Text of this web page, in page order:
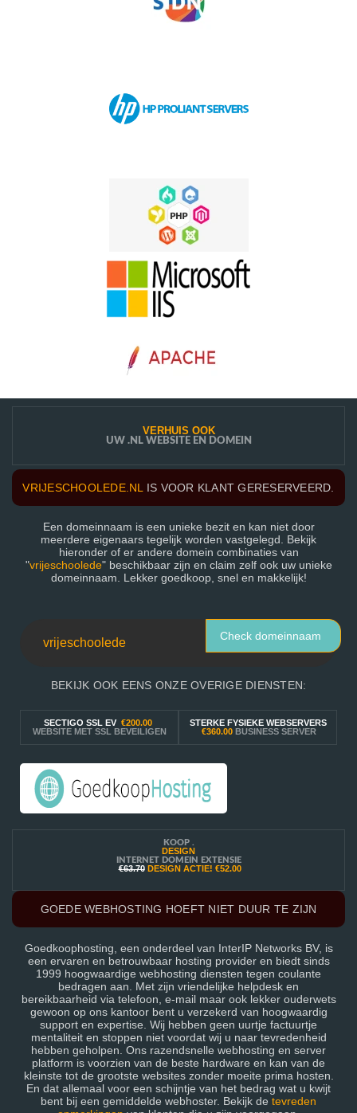
VERHUIS OOK
UW .NL WEBSITE EN DOMEIN
VRIJESCHOOLEDE.NL IS VOOR KLANT GERESERVEERD.
Een domeinnaam is een unieke bezit en kan niet door
meerdere eigenaars tegelijk worden vastgelegd. Bekijk
hieronder of er andere domein combinaties van
"vrijeschoolede" beschikbaar zijn en claim zelf ook uw unieke
domeinnaam. Lekker goedkoop, snel en makkelijk!
Check domeinnaam
BEKIJK OOK EENS ONZE OVERIGE DIENSTEN:
SECTIGO SSL EV €200.00
WEBSITE MET SSL BEVEILIGEN
STERKE FYSIEKE WEBSERVERS
€360.00 BUSINESS SERVER
KOOP .
DESIGN
INTERNET DOMEIN EXTENSIE
€63.70 DESIGN ACTIE! €52.00
GOEDE WEBHOSTING HOEFT NIET DUUR TE ZIJN
Goedkoophosting, een onderdeel van InterIP Networks BV, is
een ervaren en betrouwbaar hosting provider en biedt sinds
1999 hoogwaardige webhosting diensten tegen coulante
bedragen aan. Met zijn vriendelijke helpdesk en
bereikbaarheid via telefoon, e-mail maar ook lekker ouderwets
gewoon op ons kantoor bent u verzekerd van hoogwaardig
support en expertise. Wij hebben geen uurtje factuurtje
mentaliteit en stoppen niet voordat wij u naar tevredenheid
hebben geholpen. Ons razendsnelle webhosting en server
platform is voorzien van de beste hardware en kan van de
kleinste tot de grootste websites zonder moeite prima hosten.
En dat allemaal voor een schijntje van het bedrag wat u kwijt
bent bij een gemiddelde webhoster. Bekijk de tevreden